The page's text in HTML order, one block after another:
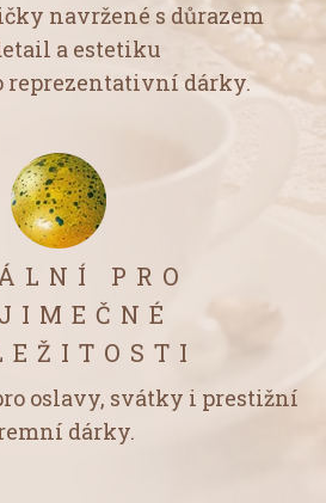
navržené s důrazem
a estetiku
reprezentativní dárky.
PRO
oslavy, svátky i prestižní
dárky.